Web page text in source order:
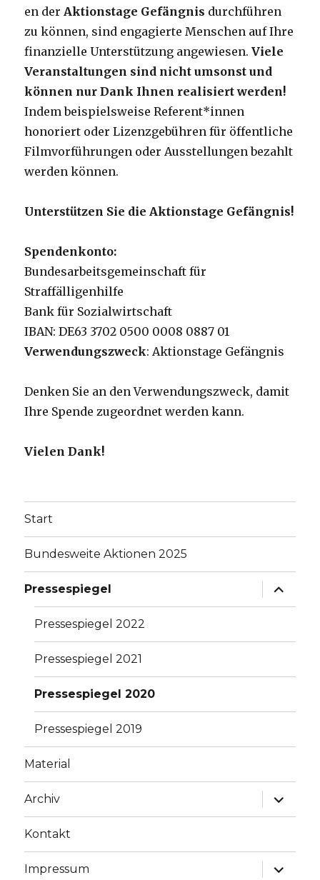
en der Aktionstage Gefängnis durchführen
zu können, sind engagierte Menschen auf Ihre
finanzielle Unterstützung angewiesen.Viele
Veranstaltungen sind nicht umsonst und
können nur Dank Ihnen realisiert werden!
Indem beispielsweise Referent*innen
honoriert oder Lizenzgebühren für öffentliche
Filmvorführungen oder Ausstellungen bezahlt
werden können.
Unterstützen Sie die Aktionstage Gefängnis!
Spendenkonto:
Bundesarbeitsgemeinschaft für
Straffälligenhilfe
Bank für Sozialwirtschaft
IBAN: DE63 3702 0500 0008 0887 01
Verwendungszweck: Aktionstage Gefängnis
Denken Sie an den Verwendungszweck, damit
Ihre Spende zugeordnet werden kann.
Vielen Dank!
Start
Bundesweite Aktionen 2025
Pressespiegel
Pressespiegel 2022
Pressespiegel 2021
Pressespiegel 2020
Pressespiegel 2019
Material
Archiv
Kontakt
Impressum